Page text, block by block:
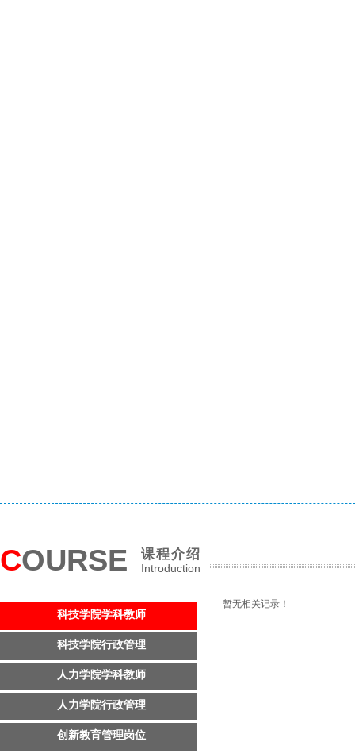
COURSE 课程介绍
Introduction
暂无相关记录！
科技学院学科教师
科技学院行政管理
人力学院学科教师
人力学院行政管理
创新教育管理岗位